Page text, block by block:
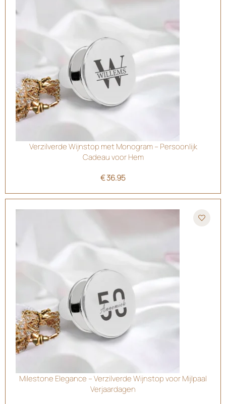
Verzilverde Wijnstop met Monogram – Persoonlijk
Cadeau voor Hem
€36.95
Milestone Elegance – Verzilverde Wijnstop voor Mijlpaal
Verjaardagen